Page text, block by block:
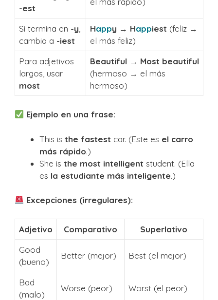
-est
Si termina en -y
cambia a -iest
Happy → Happiest (feliz →
el más feliz)
Para adjetivos
largos, usar
most
Beautiful → Most beautiful
(hermoso → el más
hermoso)
Ejemplo en una frase:
This is the fastest car. (Este es el carro
más rápido.)
She is the most intelligent student. (Ella
es la estudiante más inteligente.)
Excepciones (irregulares):
Adjetivo Comparativo
Superlativo
Good
(bueno)
Better (mejor) Best (el mejor)
Bad
(malo)
Worse (peor) Worst (el peor)